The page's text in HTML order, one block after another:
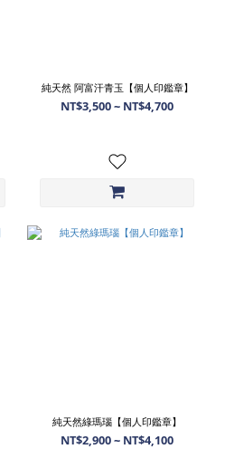
純天然 阿富汗青玉【個人印鑑章】
NT$3,500 ~ NT$4,700
純天然綠瑪瑙【個人印鑑章】
NT$2,900 ~ NT$4,100